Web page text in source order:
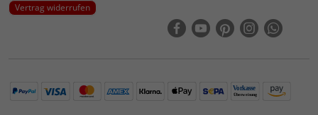
Vertrag widerrufen